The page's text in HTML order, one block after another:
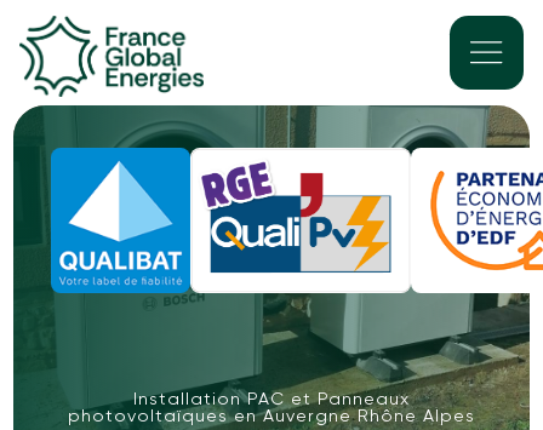
Installation PAC et Panneaux
photovoltaïques en Auvergne Rhône Alpes